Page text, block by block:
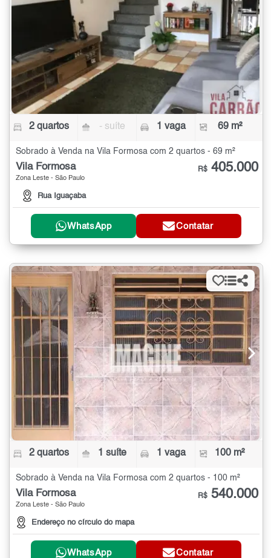
2 quartos - suíte 1 vaga 69 m²
Sobrado à Venda na Vila Formosa com 2 quartos - 69 m²
Vila Formosa
Zona Leste - São Paulo
Rua Iguaçaba
R$ 405.000
WhatsApp Contatar
2 quartos 1 suíte 1 vaga 100 m²
Sobrado à Venda na Vila Formosa com 2 quartos - 100 m²
Vila Formosa
Zona Leste - São Paulo
Endereço no círculo do mapa
R$ 540.000
WhatsApp Contatar